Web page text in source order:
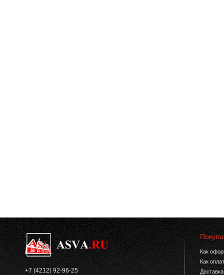
+7 (4212) 92-96-25
Как
Как